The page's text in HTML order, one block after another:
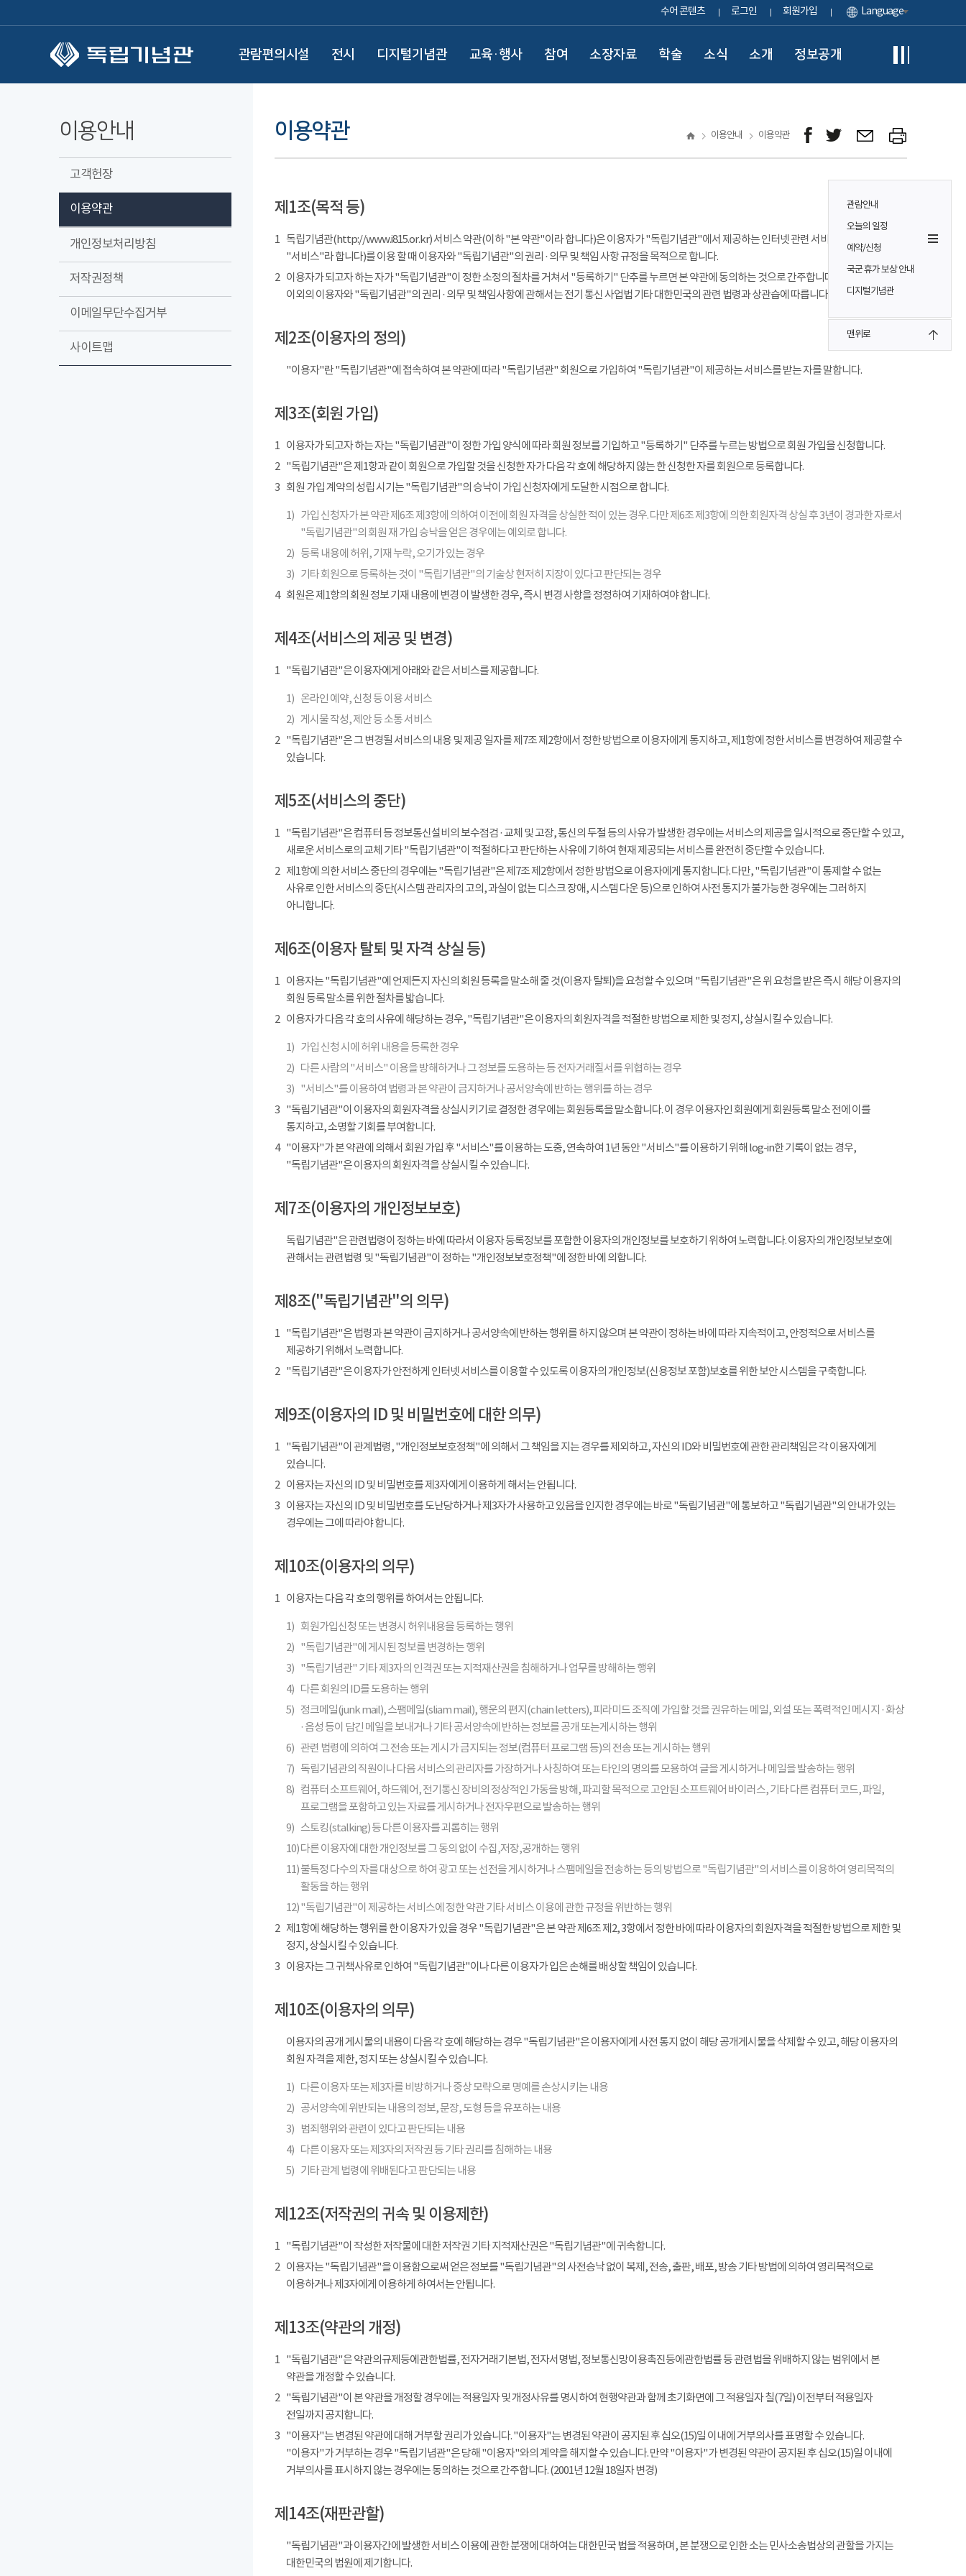
수어 콘텐츠 로그인 회원가입 Language
관람편의시설 전시 디지털기념관 교육·행사 참여 소장자료 학술 소식 소개 정보공개
관람안내
오늘의 일정
예약/신청
국군 휴가 보상 안내
디지털기념관
맨위로
이용안내
고객헌장
이용약관
개인정보처리방침
저작권정책
이메일무단수집거부
사이트맵
이용약관 이용안내 이용약관
제1조(목적 등)
1 독립기념관(http://www.i815.or.kr) 서비스 약관(이하 "본 약관"이라 합니다)은 이용자가 "독립기념관"에서 제공하는 인터넷 관련 서비스(이하
"서비스"라 합니다)를 이용 할 때 이용자와 "독립기념관"의 권리 · 의무 및 책임 사항 규정을 목적으로 합니다.
2 이용자가 되고자 하는 자가 "독립기념관"이 정한 소정의 절차를 거쳐서 "등록하기" 단추를 누르면 본 약관에 동의하는 것으로 간주합니다. 본 약관에 정하는
이외의 이용자와 "독립기념관"의 권리 · 의무 및 책임사항에 관해서는 전기 통신 사업법 기타 대한민국의 관련 법령과 상관습에 따릅니다.
제2조(이용자의 정의)
"이용자"란 "독립기념관"에 접속하여 본 약관에 따라 "독립기념관" 회원으로 가입하여 "독립기념관"이 제공하는 서비스를 받는 자를 말합니다.
제3조(회원 가입)
1 이용자가 되고자 하는 자는 "독립기념관"이 정한 가입 양식에 따라 회원 정보를 기입하고 "등록하기" 단추를 누르는 방법으로 회원 가입을 신청합니다.
2 "독립기념관"은 제1항과 같이 회원으로 가입할 것을 신청한 자가 다음 각 호에 해당하지 않는 한 신청한 자를 회원으로 등록합니다.
3 회원 가입 계약의 성립 시기는 "독립기념관"의 승낙이 가입 신청자에게 도달한 시점으로 합니다.
1) 가입 신청자가 본 약관 제6조 제3항에 의하여 이전에 회원 자격을 상실한 적이 있는 경우. 다만 제6조 제3항에 의한 회원자격 상실 후 3년이 경과한 자로서
"독립기념관"의 회원 재 가입 승낙을 얻은 경우에는 예외로 합니다.
2) 등록 내용에 허위, 기재 누락, 오기가 있는 경우
3) 기타 회원으로 등록하는 것이 "독립기념관"의 기술상 현저히 지장이 있다고 판단되는 경우
4
회원은 제1항의 회원 정보 기재 내용에 변경 이 발생한 경우, 즉시 변경 사항을 정정하여 기재하여야 합니다.
제4조(서비스의 제공 및 변경)
1 "독립기념관"은 이용자에게 아래와 같은 서비스를 제공합니다.
1) 온라인 예약, 신청 등 이용 서비스
2) 게시물 작성, 제안 등 소통 서비스
2 "독립기념관"은 그 변경될 서비스의 내용 및 제공 일자를 제7조 제2항에서 정한 방법으로 이용자에게 통지하고, 제1항에 정한 서비스를 변경하여 제공할 수
있습니다.
제5조(서비스의 중단)
1 "독립기념관"은 컴퓨터 등 정보통신설비의 보수점검 · 교체 및 고장, 통신의 두절 등의 사유가 발생한 경우에는 서비스의 제공을 일시적으로 중단할 수 있고,
새로운 서비스로의 교체 기타 "독립기념관"이 적절하다고 판단하는 사유에 기하여 현재 제공되는 서비스를 완전히 중단할 수 있습니다.
2 제1항에 의한 서비스 중단의 경우에는 "독립기념관"은 제7조 제2항에서 정한 방법으로 이용자에게 통지합니다. 다만, "독립기념관"이 통제할 수 없는
사유로 인한 서비스의 중단(시스템 관리자의 고의, 과실이 없는 디스크 장애, 시스템 다운 등)으로 인하여 사전 통지가 불가능한 경우에는 그러하지
아니합니다.
제6조(이용자 탈퇴 및 자격 상실 등)
1 이용자는 "독립기념관"에 언제든지 자신의 회원 등록을 말소해 줄 것(이용자 탈퇴)을 요청할 수 있으며 "독립기념관"은 위 요청을 받은 즉시 해당 이용자의
회원 등록 말소를 위한 절차를 밟습니다.
2 이용자가 다음 각 호의 사유에 해당하는 경우, "독립기념관"은 이용자의 회원자격을 적절한 방법으로 제한 및 정지, 상실시킬 수 있습니다.
1) 가입 신청 시에 허위 내용을 등록한 경우
2) 다른 사람의 "서비스" 이용을 방해하거나 그 정보를 도용하는 등 전자거래질서를 위협하는 경우
3) "서비스"를 이용하여 법령과 본 약관이 금지하거나 공서양속에 반하는 행위를 하는 경우
3 "독립기념관"이 이용자의 회원자격을 상실시키기로 결정한 경우에는 회원등록을 말소합니다. 이 경우 이용자인 회원에게 회원등록 말소 전에 이를
통지하고, 소명할 기회를 부여합니다.
4
"이용자"가 본 약관에 의해서 회원 가입 후 "서비스"를 이용하는 도중, 연속하여 1년 동안 "서비스"를 이용하기 위해 log-in한 기록이 없는 경우,
"독립기념관"은 이용자의 회원자격을 상실시킬 수 있습니다.
제7조(이용자의 개인정보보호)
독립기념관"은 관련법령이 정하는 바에 따라서 이용자 등록정보를 포함한 이용자의 개인정보를 보호하기 위하여 노력합니다. 이용자의 개인정보보호에
관해서는 관련법령 및 "독립기념관"이 정하는 "개인정보보호정책"에 정한 바에 의합니다.
제8조("독립기념관"의 의무)
1 "독립기념관"은 법령과 본 약관이 금지하거나 공서양속에 반하는 행위를 하지 않으며 본 약관이 정하는 바에 따라 지속적이고, 안정적으로 서비스를
제공하기 위해서 노력합니다.
2 "독립기념관"은 이용자가 안전하게 인터넷 서비스를 이용할 수 있도록 이용자의 개인정보(신용정보 포함)보호를 위한 보안 시스템을 구축합니다.
제9조(이용자의 ID 및 비밀번호에 대한 의무)
1 "독립기념관"이 관계법령, "개인정보보호정책"에 의해서 그 책임을 지는 경우를 제외하고, 자신의 ID와 비밀번호에 관한 관리책임은 각 이용자에게
있습니다.
2 이용자는 자신의 ID 및 비밀번호를 제3자에게 이용하게 해서는 안됩니다.
3 이용자는 자신의 ID 및 비밀번호를 도난당하거나 제3자가 사용하고 있음을 인지한 경우에는 바로 "독립기념관"에 통보하고 "독립기념관"의 안내가 있는
경우에는 그에 따라야 합니다.
제10조(이용자의 의무)
1 이용자는 다음 각 호의 행위를 하여서는 안됩니다.
1) 회원가입신청 또는 변경시 허위내용을 등록하는 행위
2) "독립기념관"에 게시된 정보를 변경하는 행위
3) "독립기념관" 기타 제3자의 인격권 또는 지적재산권을 침해하거나 업무를 방해하는 행위
4) 다른 회원의 ID를 도용하는 행위
5) 정크메일(junk mail), 스팸메일(sliam mail), 행운의 편지(chain letters), 피라미드 조직에 가입할 것을 권유하는 메일, 외설 또는 폭력적인 메시지 · 화상
· 음성 등이 담긴 메일을 보내거나 기타 공서양속에 반하는 정보를 공개 또는게시하는 행위
6) 관련 법령에 의하여 그 전송 또는 게시가 금지되는 정보(컴퓨터 프로그램 등)의 전송 또는 게시하는 행위
7) 독립기념관의 직원이나 다음 서비스의 관리자를 가장하거나 사칭하여 또는 타인의 명의를 모용하여 글을 게시하거나 메일을 발송하는 행위
8) 컴퓨터 소프트웨어, 하드웨어, 전기통신 장비의 정상적인 가동을 방해, 파괴할 목적으로 고안된 소프트웨어 바이러스, 기타 다른 컴퓨터 코드, 파일,
프로그램을 포함하고 있는 자료를 게시하거나 전자우편으로 발송하는 행위
9) 스토킹(stalking) 등 다른 이용자를 괴롭히는 행위
10)다른 이용자에 대한 개인정보를 그 동의 없이 수집,저장,공개하는 행위
11)불특정 다수의 자를 대상으로 하여 광고 또는 선전을 게시하거나 스팸메일을 전송하는 등의 방법으로 "독립기념관"의 서비스를 이용하여 영리목적의
활동을 하는 행위
12)"독립기념관"이 제공하는 서비스에 정한 약관 기타 서비스 이용에 관한 규정을 위반하는 행위
2 제1항에 해당하는 행위를 한 이용자가 있을 경우 "독립기념관"은 본 약관 제6조 제2, 3항에서 정한 바에 따라 이용자의 회원자격을 적절한 방법으로 제한 및
정지, 상실시킬 수 있습니다.
3 이용자는 그 귀책사유로 인하여 "독립기념관"이나 다른 이용자가 입은 손해를 배상할 책임이 있습니다.
제10조(이용자의 의무)
이용자의 공개 게시물의 내용이 다음 각 호에 해당하는 경우 "독립기념관"은 이용자에게 사전 통지 없이 해당 공개게시물을 삭제할 수 있고, 해당 이용자의
회원 자격을 제한, 정지 또는 상실시킬 수 있습니다.
1) 다른 이용자 또는 제3자를 비방하거나 중상 모략으로 명예를 손상시키는 내용
2) 공서양속에 위반되는 내용의 정보, 문장, 도형 등을 유포하는 내용
3)
범죄행위와 관련이 있다고 판단되는 내용
4) 다른 이용자 또는 제3자의 저작권 등 기타 권리를 침해하는 내용
5) 기타 관계 법령에 위배된다고 판단되는 내용
제12조(저작권의 귀속 및 이용제한)
1 "독립기념관"이 작성한 저작물에 대한 저작권 기타 지적재산권은 "독립기념관"에 귀속합니다.
2 이용자는 "독립기념관"을 이용함으로써 얻은 정보를 "독립기념관"의 사전승낙 없이 복제, 전송, 출판, 배포, 방송 기타 방법에 의하여 영리목적으로
이용하거나 제3자에게 이용하게 하여서는 안됩니다.
제13조(약관의 개정)
1 "독립기념관"은 약관의규제등에관한법률, 전자거래기본법, 전자서명법, 정보통신망이용촉진등에관한법률 등 관련법을 위배하지 않는 범위에서 본
약관을 개정할 수 있습니다.
2 "독립기념관"이 본 약관을 개정할 경우에는 적용일자 및 개정사유를 명시하여 현행약관과 함께 초기화면에 그 적용일자 칠(7일) 이전부터 적용일자
전일까지 공지합니다.
3 "이용자"는 변경된 약관에 대해 거부할 권리가 있습니다. "이용자"는 변경된 약관이 공지된 후 십오(15)일 이내에 거부의사를 표명할 수 있습니다.
"이용자"가 거부하는 경우 "독립기념관"은 당해 "이용자"와의 계약을 해지할 수 있습니다. 만약 "이용자"가 변경된 약관이 공지된 후 십오(15)일 이내에
거부의사를 표시하지 않는 경우에는 동의하는 것으로 간주합니다. (2001년 12월 18일자 변경)
제14조(재판관할)
"독립기념관"과 이용자간에 발생한 서비스 이용에 관한 분쟁에 대하여는 대한민국 법을 적용하며, 본 분쟁으로 인한 소는 민사소송법상의 관할을 가지는
대한민국의 법원에 제기합니다.